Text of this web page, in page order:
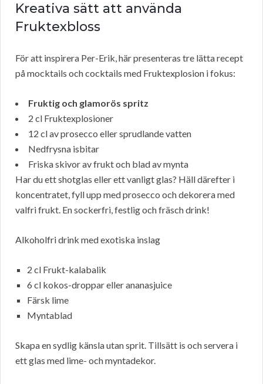
Kreativa sätt att använda
Fruktexbloss
För att inspirera Per-Erik, här presenteras tre lätta recept
på mocktails och cocktails med Fruktexplosion i fokus:
Fruktig och glamorös spritz
2 cl Fruktexplosioner
12 cl av prosecco eller sprudlande vatten
Nedfrysna isbitar
Friska skivor av frukt och blad av mynta
Har du ett shotglas eller ett vanligt glas? Häll därefter i
koncentratet, fyll upp med prosecco och dekorera med
valfri frukt. En sockerfri, festlig och fräsch drink!
Alkoholfri drink med exotiska inslag
2 cl Frukt-kalabalik
6 cl kokos-droppar eller ananasjuice
Färsk lime
Myntablad
Skapa en sydlig känsla utan sprit. Tillsätt is och servera i
ett glas med lime- och myntadekor.